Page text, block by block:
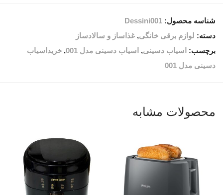
شناسه محصول: Dessini001
دسته: لوازم برقی خانگی, غذاساز و سالادساز
برچسب: اسیاب دسینی, اسیاب دسینی مدل 001 , خریداسیاب
دسینی مدل 001
محصولات مشابه